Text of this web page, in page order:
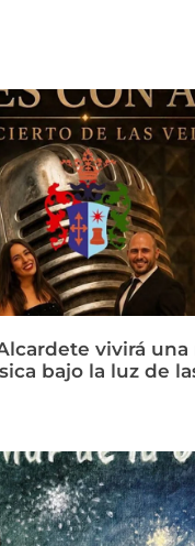
vivirá una
bajo la luz de